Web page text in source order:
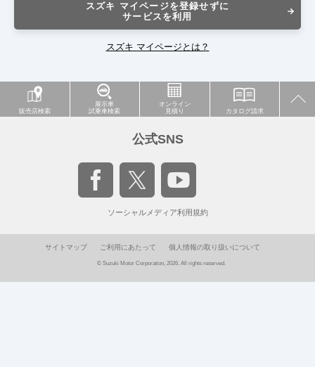
スズキ マイページを登録せずに
サービスを利用
スズキ マイページとは？
販売店検索
展示車
試乗車検索
オンライン
見積り
カタログ請求
公式SNS
ソーシャルメディア利用規約
サイトマップ ご利用にあたって 個人情報の取り扱いについて
© Suzuki Motor Corporation, 2026. All rights reserved.